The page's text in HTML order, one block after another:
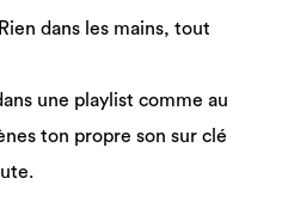
dans les mains, tout
une playlist comme au
ton propre son sur clé